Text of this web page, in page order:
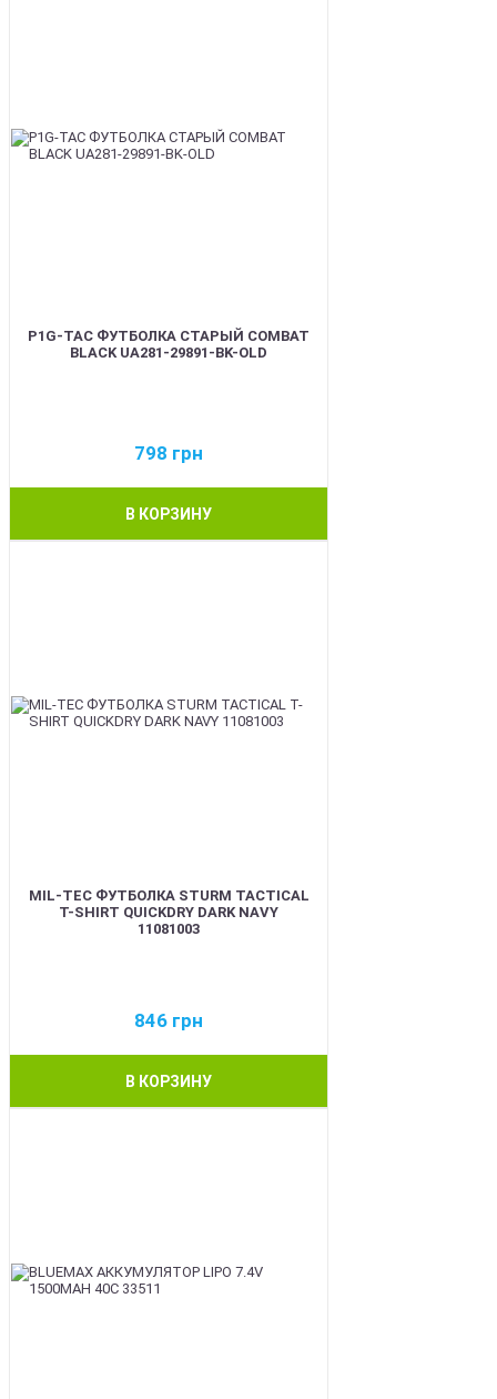
P1G-TAC ФУТБОЛКА СТАРЫЙ COMBAT
BLACK UA281-29891-BK-OLD
798 грн
В КОРЗИНУ
MIL-TEC ФУТБОЛКА STURM TACTICAL
T-SHIRT QUICKDRY DARK NAVY
11081003
846 грн
В КОРЗИНУ